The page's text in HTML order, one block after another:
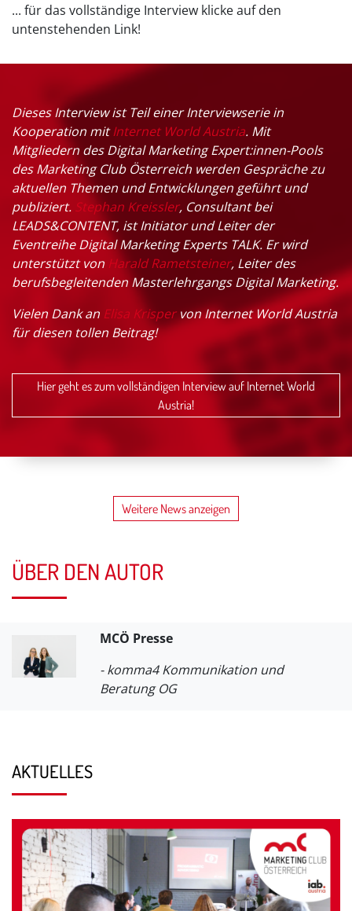
... für das vollständige Interview klicke auf den
untenstehenden Link!
Dieses Interview ist Teil einer Interviewserie in
Kooperation mitInternet World Austria. Mit
Mitgliedern des Digital Marketing Expert:innen-Pools
des Marketing Club Österreich werden Gespräche zu
aktuellen Themen und Entwicklungen geführt und
publiziert. Stephan Kreissler, Consultant bei
LEADS&CONTENT, ist Initiator und Leiter der
Eventreihe Digital Marketing Experts TALK. Er wird
unterstützt von Harald Rametsteiner, Leiter des
berufsbegleitenden Masterlehrgangs Digital Marketing.
Vielen Dank an Elisa Krispervon Internet World Austria
für diesen tollen Beitrag!
Hier geht es zum vollständigen Interview auf Internet World
Austria!
Weitere News anzeigen
ÜBER DEN AUTOR
MCÖ Presse
- komma4 Kommunikation und
Beratung OG
AKTUELLES